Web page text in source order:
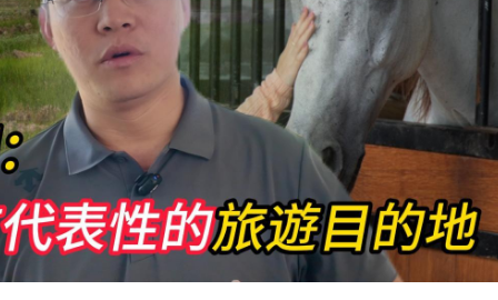
安暢
女
區端上「畢業禮」
女
號A星